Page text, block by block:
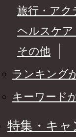
旅行・アク
ヘルスケア
その他
ランキング
キーワード
特集・キャ